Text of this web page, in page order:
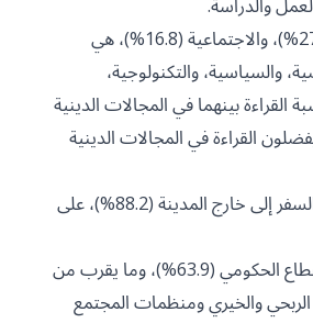
والدراسة.
وحول أولويات القراءة في أوقات الفراغ عند السعوديين، كانت المجالات الدينية (28.1%)، والثقافية (27.5%)، والاجتماعية (16.8%)، هي
والسياسية، والتكنولوجية،
القراءة بينهما في المجالات الدينية
القراءة في المجالات الدينية
وعن الأماكن التي يفضل السعوديون قضاء عطلة نهاية الأسبوع بها، جاءت الزيارات العائلية (96.5%)، والسفر إلى خارج المدينة (88.2%)، على
أما بالنسبة إلى القطاع المفضل للعمل لدى السعوديين، فتبين أن الغالبية العظمى تفضل العمل في القطاع الحكومي (63.9%)، وما يقرب من
والخيري ومنظمات المجتمع